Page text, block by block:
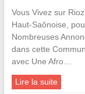
Vous Vivez sur
Haut-Saônoise,
Nombreuses
dans cette
avec Une Afro…
Lire la suite